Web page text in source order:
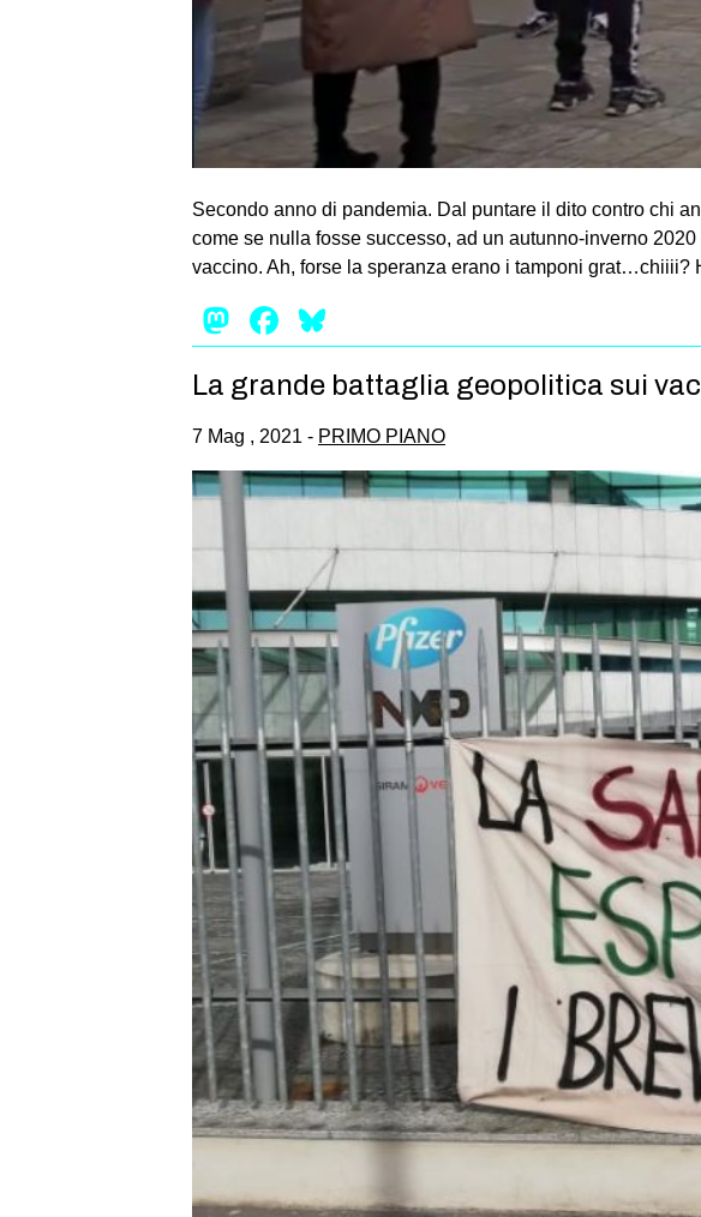
Secondo anno di pandemia. Dal puntare il dito contro chi
come se nulla fosse successo, ad un autunno-inverno
vaccino. Ah, forse la speranza erano i tamponi grat…chiiii?
Mastodon
Facebook
La grande battaglia geopolitica sui
7 Mag , 2021 - PRIMO PIANO